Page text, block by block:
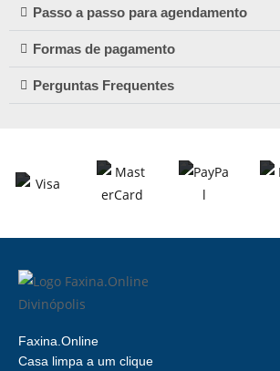
Passo a passo para agendamento
Formas de pagamento
Perguntas Frequentes
Faxina.Online
Casa limpa a um clique